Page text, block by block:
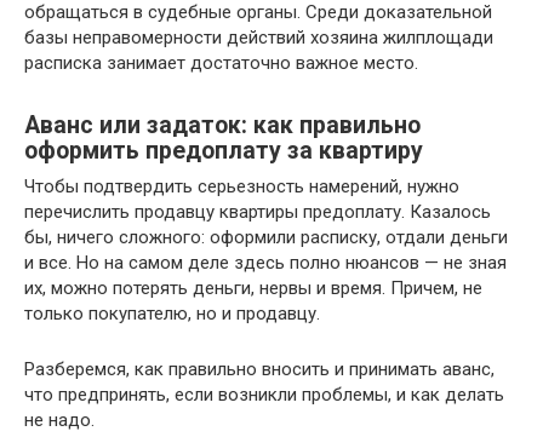
обращаться в судебные органы. Среди доказательной
базы неправомерности действий хозяина жилплощади
расписка занимает достаточно важное место.
Аванс или задаток: как правильно
оформить предоплату за квартиру
Чтобы подтвердить серьезность намерений, нужно
перечислить продавцу квартиры предоплату. Казалось
бы, ничего сложного: оформили расписку, отдали деньги
и все. Но на самом деле здесь полно нюансов — не зная
их, можно потерять деньги, нервы и время. Причем, не
только покупателю, но и продавцу.
Разберемся, как правильно вносить и принимать аванс,
что предпринять, если возникли проблемы, и как делать
не надо.